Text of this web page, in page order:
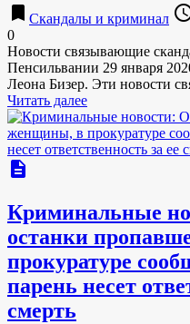
bookmark Скандалы и криминал
0
Новости связывающие
Пенсильвании 29 января
Леона Бизер. Эти новости
Читать далее
description
Криминальные
останки
прокуратуре
парень несет
смерть